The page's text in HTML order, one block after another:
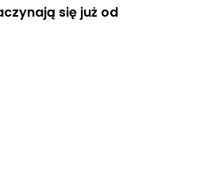
się już od